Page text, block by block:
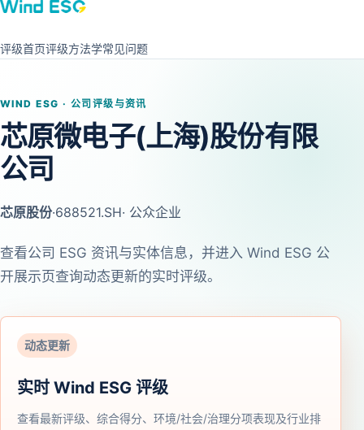
评级首页评级方法学常见问题
WIND ESG · 公司评级与资讯
芯原微电子(上海)股份有限
公司
芯原股份·688521.SH· 公众企业
查看公司 ESG 资讯与实体信息，并进入 Wind ESG 公
开展示页查询动态更新的实时评级。
动态更新
实时 Wind ESG 评级
查看最新评级、综合得分、环境/社会/治理分项表现及行业排